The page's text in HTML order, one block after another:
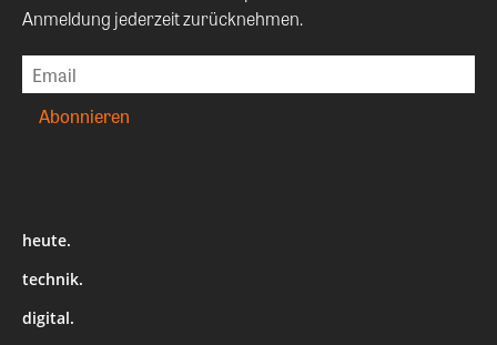
Anmeldung jederzeit zurücknehmen.
heute.
technik.
digital.